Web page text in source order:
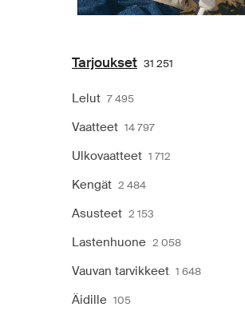
Tarjoukset 31 251
Lelut 7 495
Vaatteet 14 797
Ulkovaatteet 1 712
Kengät 2 484
Asusteet 2 153
Lastenhuone 2 058
Vauvan tarvikkeet 1 648
Äidille 105